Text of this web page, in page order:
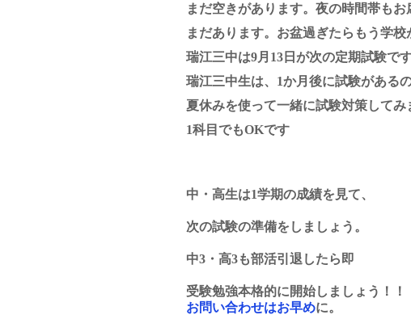
まだ空きがあります。夜の時間帯も
まだあります。お盆過ぎたらもう学校
瑞江三中は9月13日が次の定期試験で
瑞江三中生は、1か月後に試験がある
夏休みを使って一緒に試験対策してみ
1科目でもOKです
中・高生は1学期の成績を見て、
次の試験の準備をしましょう。
中3・高3も部活引退したら即
受験勉強本格的に開始しましょう！！
お問い合わせはお早めに。